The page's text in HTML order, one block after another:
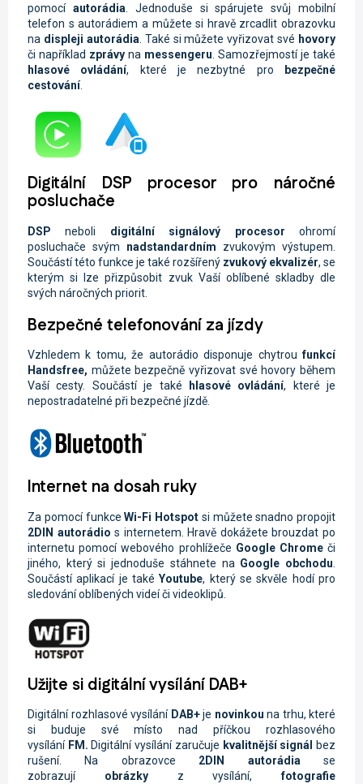
pomocíautorádia . Jednoduše si spárujete svůj mobilní
telefon s autorádiem a můžete si hravě zrcadlit obrazovku
na displeji autorádia . Také si můžete vyřizovat své hovory
či například zprávy na messengeru . Samozřejmostí je také
hlasové ovládání, které je nezbytné pro
bezpečné
cestování.
Digitální DSP procesor pro náročné
posluchače
DSP neboli digitální signálový procesorohromí
posluchače svým nadstandardním zvukovým výstupem.
Součástí této funkce je také rozšířený zvukový ekvalizér, se
kterým si lze přizpůsobit zvuk Vaší oblíbené skladby dle
svých náročných priorit.
Bezpečné telefonování za jízdy
Vzhledem k tomu, že autorádio disponuje chytroufunkcí
Handsfree, můžete bezpečně vyřizovat své hovory během
Vaší cesty. Součástí je také
hlasové ovládání, které je
nepostradatelné při bezpečné jízdě.
Internet na dosah ruky
Za pomocí funkceWi-Fi Hotspot si můžete snadno propojit
2DIN autorádio s internetem. Hravě dokážete brouzdat po
internetu pomocí webového prohlížeče Google Chromeči
jiného, který si jednoduše stáhnete na Google obchodu
Součástí aplikací je takéYoutube, který se skvěle hodí pro
sledování oblíbených videí či videoklipů.
Užijte si digitální vysílání DAB+
Digitální rozhlasové vysílání DAB+je novinkou na trhu, které
si buduje své místo nad příčkou rozhlasového
vysílání FM. Digitální vysílání zaručuje kvalitnější signál
bez
rušení. Na obrazovce 2DIN autorádiase
zobrazují obrázkyz vysílání,fotografie